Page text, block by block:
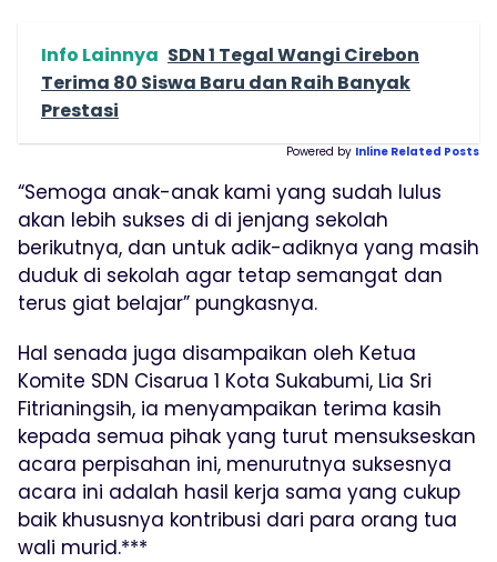
Info Lainnya SDN 1 Tegal Wangi Cirebon
Terima 80 Siswa Baru dan Raih Banyak
Prestasi
Powered by Inline Related Posts
“Semoga anak-anak kami yang sudah lulus
akan lebih sukses di di jenjang sekolah
berikutnya, dan untuk adik-adiknya yang masih
duduk di sekolah agar tetap semangat dan
terus giat belajar” pungkasnya.
Hal senada juga disampaikan oleh Ketua
Komite SDN Cisarua 1 Kota Sukabumi, Lia Sri
Fitrianingsih, ia menyampaikan terima kasih
kepada semua pihak yang turut mensukseskan
acara perpisahan ini, menurutnya suksesnya
acara ini adalah hasil kerja sama yang cukup
baik khususnya kontribusi dari para orang tua
wali murid.***